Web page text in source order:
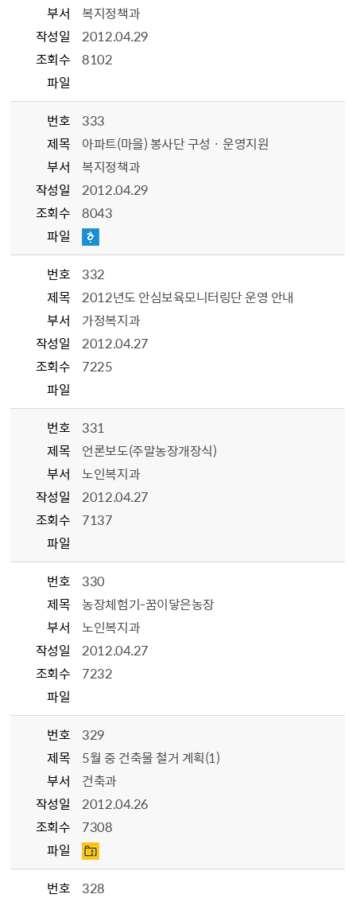
부서
복지정책과
작성일
2012.04.29
조회수
8102
파일
번호
333
제목
아파트(마을) 봉사단 구성 · 운영지원
부서
복지정책과
작성일
2012.04.29
조회수
8043
파일
번호
332
제목
2012년도 안심보육모니터링단 운영 안내
부서
가정복지과
작성일
2012.04.27
조회수
7225
파일
번호
331
제목
언론보도(주말농장개장식)
부서
노인복지과
작성일
2012.04.27
조회수
7137
파일
번호
330
제목
농장체험기-꿈이닿은농장
부서
노인복지과
작성일
2012.04.27
조회수
7232
파일
번호
329
제목
5월 중 건축물 철거 계획(1)
부서
건축과
작성일
2012.04.26
조회수
7308
파일
번호
328